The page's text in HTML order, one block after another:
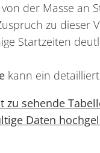
der Masse an
zu dieser
Startzeiten
kann ein
sehende
Daten